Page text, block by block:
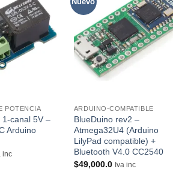
Agregar
a la lista
favoritos
POTENCIA
1-canal 5V –
Arduino
inc
Agregar
a la lista
de
favoritos
ARDUINO-COMPATIBLE
BlueDuino rev2 –
Atmega32U4 (Arduino
LilyPad compatible) +
Bluetooth V4.0 CC2540
$49,000.0 Iva inc